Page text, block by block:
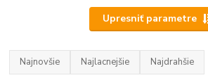
Upresniť parametre
Najnovšie Najlacnejšie Najdrahšie